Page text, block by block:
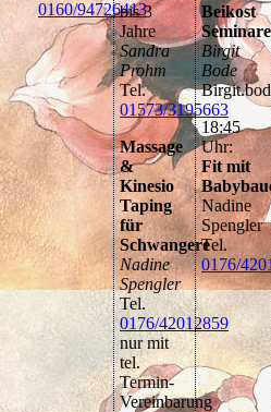
0160/94726413
bis 3
Jahre
Sandra
Prohm
Tel.
01573/3195663
Massage
&
Kinesio
Taping
für
Schwangere
Nadine
Spengler
Tel.
0176/42012859
nur mit
tel.
Termin-
Vereinbarung
Beikost
Seminare
Birgit
Bode
18:45
Uhr:
Fit mit
Nadine
Spengler
Tel.
0176/